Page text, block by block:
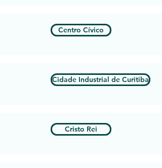
Centro Cívico
Cidade Industrial de Curitiba
Cristo Rei